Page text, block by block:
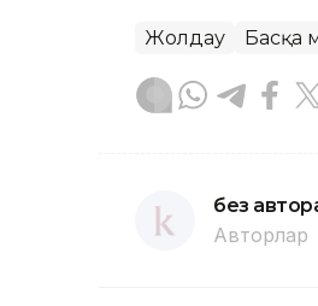
Жолдау Басқа
без
Авторлар